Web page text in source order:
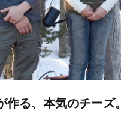
作る、本気のチーズ。